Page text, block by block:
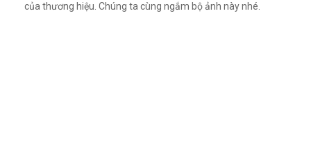
của thương hiệu. Chúng ta cùng ngắm bộ ảnh này nhé.